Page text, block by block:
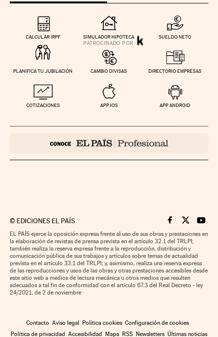
CALCULAR IRPF SIMULADOR HIPOTECA SUELDO NETO
PLANIFICA TU JUBILACIÓN CAMBIO DIVISAS DIRECTORIO EMPRESAS
COTIZACIONES APP IOS APP ANDROID
© EDICIONES EL PAÍS Cinco Días en
Cinco Días
Cinco
EL PAÍS ejerce la oposición expresa frente al uso de sus obras y prestaciones en
la elaboración de revistas de prensa prevista en el artículo 32.1 del TRLPI;
también realiza la reserva expresa frente a la reproducción, distribución y
comunicación pública de sus trabajos y artículos sobre temas de actualidad
prevista en el artículo 33.1 del TRLPI; y, asimismo, realiza una reserva expresa
de las reproducciones y usos de las obras y otras prestaciones accesibles desde
este sitio web a medios de lectura mecánica u otros medios que resulten
adecuados a tal fin de conformidad con el artículo 67.3 del Real Decreto - ley
24/2021, de 2 de noviembre
Contacto Aviso legal Política cookies Configuración de cookies
Política de privacidad Accesibilidad Mapa RSS Newsletters Últimas noticias